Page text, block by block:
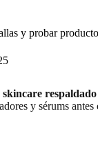
y probar
skincare
y sérums